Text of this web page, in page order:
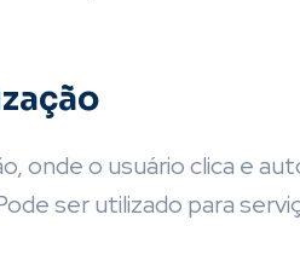
onde o usuário clica e
ser utilizado para